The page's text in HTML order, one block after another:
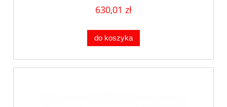
630,01 zł
do koszyka